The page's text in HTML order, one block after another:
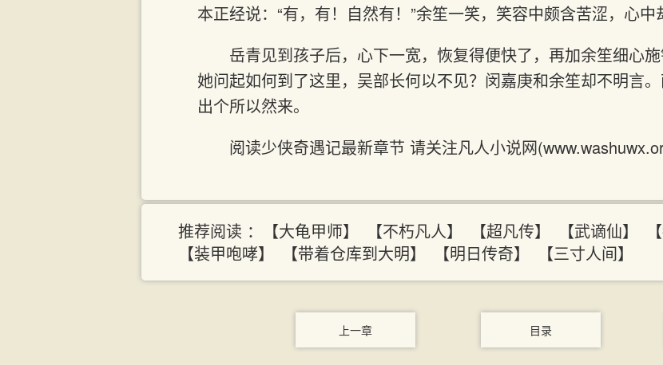
本正经说：“有，有！自然有！”余笙一笑，笑容中颇含苦涩，心中
岳青见到孩子后，心下一宽，恢复得便快了，再加余笙细心
她问起如何到了这里，吴部长何以不见？闵嘉庚和余笙却不明言
出个所以然来。
阅读少侠奇遇记最新章节 请关注凡人小说网
推荐阅读 ： 【大龟甲师】 【不朽凡人】 【超凡传】 【武谪仙】
【装甲咆哮】
【带着仓库到大明】 【明日传奇】 【三寸人间】
上一章 目录